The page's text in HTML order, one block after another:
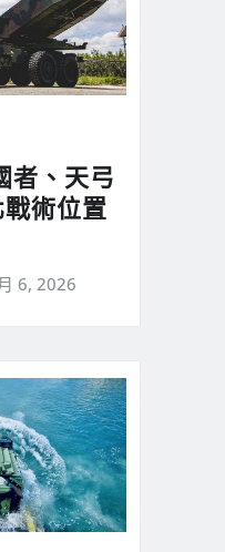
者、天弓
術位置
6, 2026